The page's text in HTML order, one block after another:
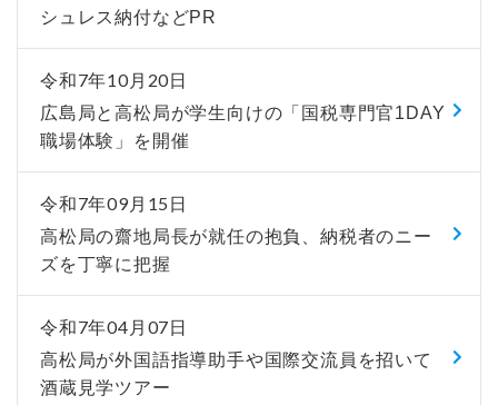
シュレス納付などPR
令和7年10月20日
広島局と高松局が学生向けの「国税専門官1DAY
職場体験」を開催
令和7年09月15日
高松局の齋地局長が就任の抱負、納税者のニー
ズを丁寧に把握
令和7年04月07日
高松局が外国語指導助手や国際交流員を招いて
酒蔵見学ツアー